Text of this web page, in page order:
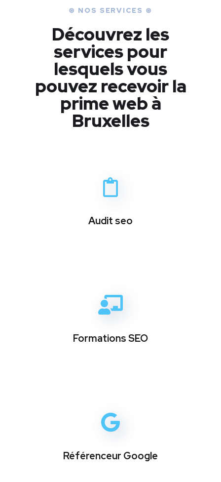
⊛ NOS SERVICES ⊛
Découvrez les
services pour
lesquels vous
pouvez recevoir la
prime web à
Bruxelles
Audit seo
Formations SEO
Référenceur Google